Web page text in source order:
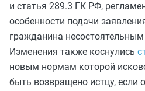
и статья 289.3 ГК РФ,
особенности подачи
гражданина
Изменения также коснулись
новым нормам которой
быть возвращено истцу, если